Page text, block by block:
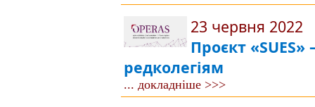
23 червня 2022
Проєкт
редколегіям
... докладніше >>>